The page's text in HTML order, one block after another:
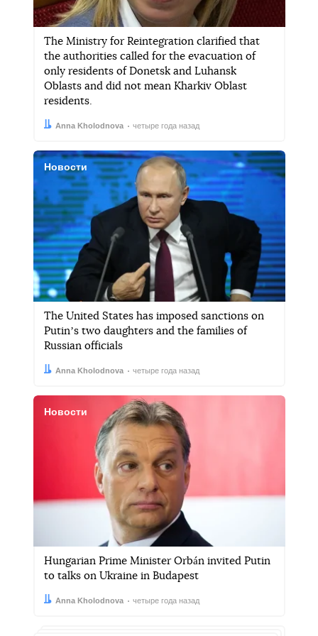
The Ministry for Reintegration clarified that
the authorities called for the evacuation of
only residents of Donetsk and Luhansk
Oblasts and did not mean Kharkiv Oblast
residents.
Автор:Anna Kholodnova
Дата: четыре года назад
Новости
The United States has imposed sanctions on
Putinʼs two daughters and the families of
Russian officials
Автор:Anna Kholodnova
Дата: четыре года назад
Новости
Hungarian Prime Minister Orbán invited Putin
to talks on Ukraine in Budapest
Автор:Anna Kholodnova
Дата: четыре года назад